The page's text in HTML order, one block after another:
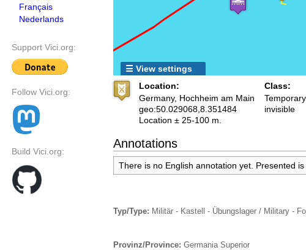
Français
Nederlands
Support Vici.org:
Follow Vici.org:
Build Vici.org:
☰ View settings
Location:
Germany, Hochheim am Main
geo:50.029068,8.351484
Location ± 25-100 m.
Class:
invisible
Annotations
There is no English annotation yet. Presented
Typ/Type: Militär - Kastell - Übungslager / Military -
Provinz/Province: Germania Superior